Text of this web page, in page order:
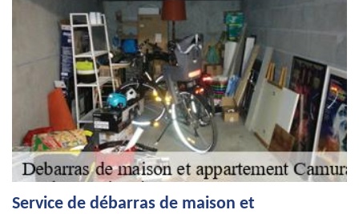
Service de débarras de maison et